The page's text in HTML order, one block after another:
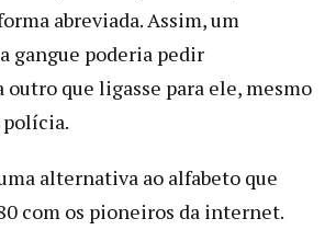
abreviada. Assim, um
gangue poderia pedir
que ligasse para ele, mesmo
polícia.
alternativa ao alfabeto que
com os pioneiros da internet.